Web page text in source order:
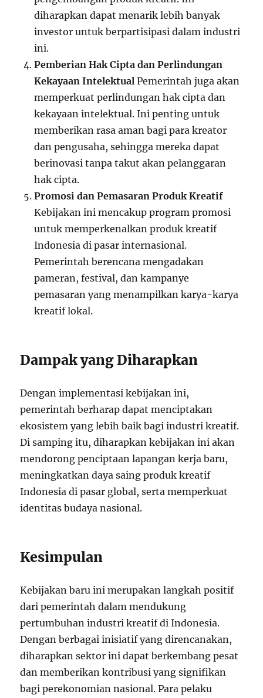
diharapkan dapat menarik lebih banyak
investor untuk berpartisipasi dalam industri
ini.
Pemberian Hak Cipta dan Perlindungan
Kekayaan Intelektual Pemerintah juga akan
memperkuat perlindungan hak cipta dan
kekayaan intelektual. Ini penting untuk
memberikan rasa aman bagi para kreator
dan pengusaha, sehingga mereka dapat
berinovasi tanpa takut akan pelanggaran
hak cipta.
Promosi dan Pemasaran Produk Kreatif
Kebijakan ini mencakup program promosi
untuk memperkenalkan produk kreatif
Indonesia di pasar internasional.
Pemerintah berencana mengadakan
pameran, festival, dan kampanye
pemasaran yang menampilkan karya-karya
kreatif lokal.
Dampak yang Diharapkan
Dengan implementasi kebijakan ini,
pemerintah berharap dapat menciptakan
ekosistem yang lebih baik bagi industri kreatif.
Di samping itu, diharapkan kebijakan ini akan
mendorong penciptaan lapangan kerja baru,
meningkatkan daya saing produk kreatif
Indonesia di pasar global, serta memperkuat
identitas budaya nasional.
Kesimpulan
Kebijakan baru ini merupakan langkah positif
dari pemerintah dalam mendukung
pertumbuhan industri kreatif di Indonesia.
Dengan berbagai inisiatif yang direncanakan,
diharapkan sektor ini dapat berkembang pesat
dan memberikan kontribusi yang signifikan
bagi perekonomian nasional. Para pelaku